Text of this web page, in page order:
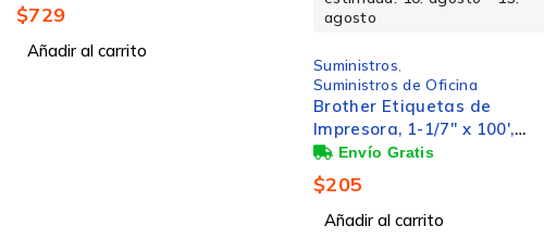
Tipo de cartucho de tinta
agosto
$915